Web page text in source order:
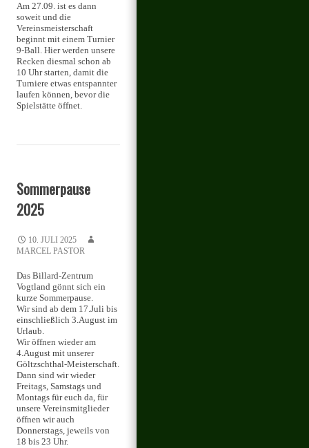
Am 27.09. ist es dann
soweit und die
Vereinsmeisterschaft
beginnt mit einem Turnier
9-Ball. Hier werden unsere
Recken diesmal schon ab
10 Uhr starten, damit die
Turniere etwas entspannter
laufen können, bevor die
Spielstätte öffnet.
Sommerpause
2025
10. JULI 2025
MARCEL PASTOR
Das Billard-Zentrum
Vogtland gönnt sich ein
kurze Sommerpause.
Wir sind ab dem 17.Juli bis
einschließlich 3.August im
Urlaub.
Wir öffnen wieder am
4.August mit unserer
Göltzschthal-Meisterschaft.
Dann sind wir wieder
Freitags, Samstags und
Montags für euch da, für
unsere Vereinsmitglieder
öffnen wir auch
Donnerstags, jeweils von
18 bis 23 Uhr.